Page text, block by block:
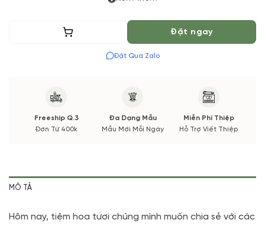
(*) Shop hoa tươi với dịch vụ đặt hoa online Vườn Hoa Tươi
đảm bảo phong cách cắm, tone màu sắc. Nếu có thay đổi về
Thêm vào giỏ Đặt ngay
Đặt Qua Zalo
Freeship Q.3
Đơn Từ 400k
Đa Dạng Mẫu
Mẫu Mới Mỗi Ngày
Miễn Phí Thiệp
Hỗ Trợ Viết Thiệp
MÔ TẢ
Hôm nay, tiệm hoa tươi chúng mình muốn chia sẻ với các